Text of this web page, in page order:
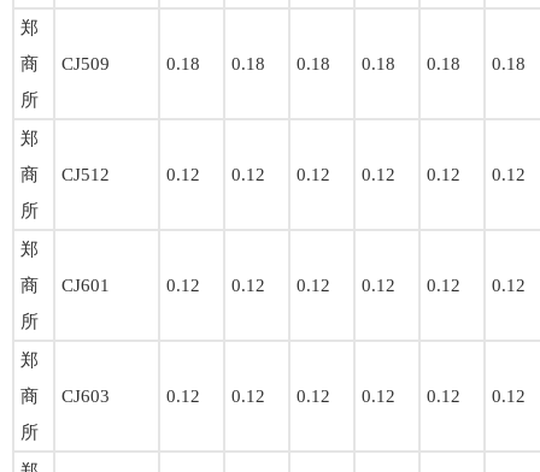
郑
商
所
CJ509 0.18 0.18 0.18 0.18 0.18 0.18
郑
商
所
CJ512 0.12 0.12 0.12 0.12 0.12 0.12
郑
商
所
CJ601 0.12 0.12 0.12 0.12 0.12 0.12
郑
商
所
CJ603 0.12 0.12 0.12 0.12 0.12 0.12